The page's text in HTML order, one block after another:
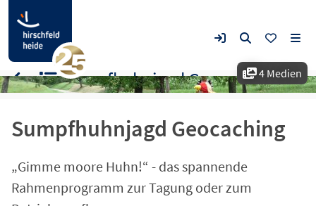
4 Medien
Sumpfhuhnjagd Geocaching
„Gimme moore Huhn!“ - das spannende
Rahmenprogramm zur Tagung oder zum
Sumpfhuhnjagd Geocaching